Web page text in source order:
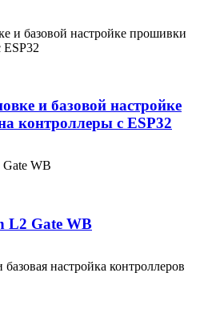
и базовой настройке
контроллеры с ESP32
L2 Gate WB